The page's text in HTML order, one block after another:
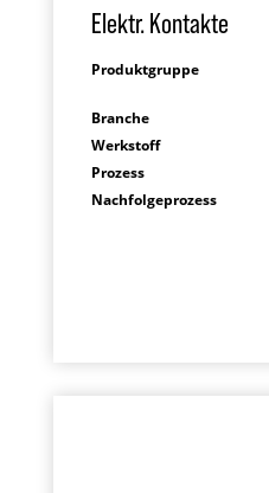
Elektr. Kontakte
Produktgruppe
Branche
Werkstoff
Prozess
Nachfolgeprozess